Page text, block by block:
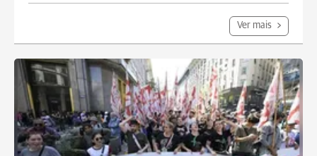
Ver mais